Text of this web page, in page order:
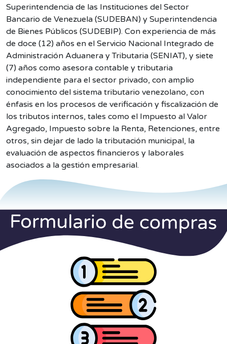
Superintendencia de las Instituciones del Sector
Bancario de Venezuela (SUDEBAN) y Superintendencia
de Bienes Públicos (SUDEBIP). Con experiencia de más
de doce (12) años en el Servicio Nacional Integrado de
Administración Aduanera y Tributaria (SENIAT), y siete
(7) años como asesora contable y tributaria
independiente para el sector privado, con amplio
conocimiento del sistema tributario venezolano, con
énfasis en los procesos de verificación y fiscalización de
los tributos internos, tales como el Impuesto al Valor
Agregado, Impuesto sobre la Renta, Retenciones, entre
otros, sin dejar de lado la tributación municipal, la
evaluación de aspectos financieros y laborales
asociados a la gestión empresarial.